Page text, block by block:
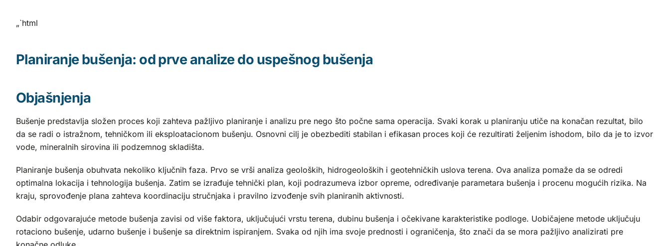
„`html
Planiranje bušenja: od prve analize do uspešnog bušenja
Objašnjenja
Bušenje predstavlja složen proces koji zahteva pažljivo planiranje i analizu pre nego što počne sama operacija. Svaki korak u planiranju utiče na konačan rezultat, bilo
da se radi o istražnom, tehničkom ili eksploatacionom bušenju. Osnovni cilj je obezbediti stabilan i efikasan proces koji će rezultirati željenim ishodom, bilo da je to izvor
vode, mineralnih sirovina ili podzemnog skladišta.
Planiranje bušenja obuhvata nekoliko ključnih faza. Prvo se vrši analiza geoloških, hidrogeoloških i geotehničkih uslova terena. Ova analiza pomaže da se odredi
optimalna lokacija i tehnologija bušenja. Zatim se izrađuje tehnički plan, koji podrazumeva izbor opreme, određivanje parametara bušenja i procenu mogućih rizika. Na
kraju, sprovođenje plana zahteva koordinaciju stručnjaka i pravilno izvođenje svih planiranih aktivnosti.
Odabir odgovarajuće metode bušenja zavisi od više faktora, uključujući vrstu terena, dubinu bušenja i očekivane karakteristike podloge. Uobičajene metode uključuju
rotaciono bušenje, udarno bušenje i bušenje sa direktnim ispiranjem. Svaka od njih ima svoje prednosti i ograničenja, što znači da se mora pažljivo analizirati pre